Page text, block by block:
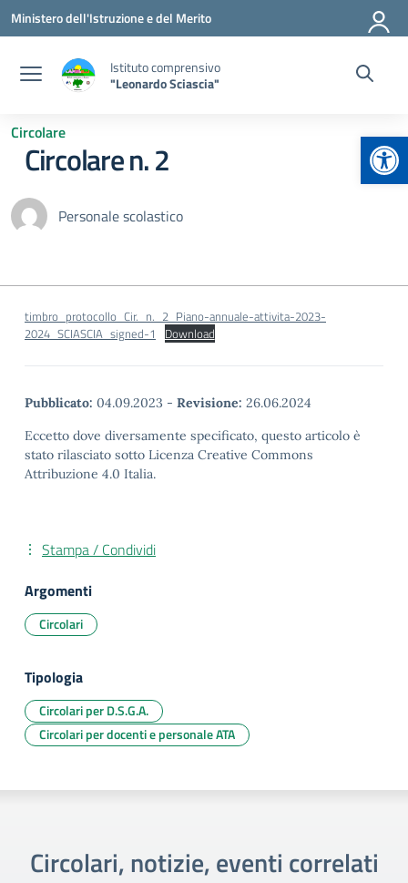
Vai ai contenuti
Vai al menu di navigazione
Vai al footer
Ministero dell'Istruzione e del Merito
Istituto comprensivo
"Leonardo Sciascia"
Circolare
Circolare n. 2
Personale scolastico
timbro_protocollo_Cir._n._2_Piano-annuale-attivita-2023-
2024_SCIASCIA_signed-1
Download
Pubblicato: 04.09.2023 - Revisione: 26.06.2024
Eccetto dove diversamente specificato, questo articolo è
stato rilasciato sotto Licenza Creative Commons
Attribuzione 4.0 Italia.
Stampa / Condividi
Argomenti
Circolari
Tipologia
Circolari per D.S.G.A.
Circolari per docenti e personale ATA
Circolari, notizie, eventi correlati